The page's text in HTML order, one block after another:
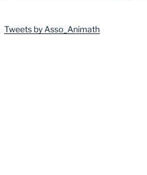
Tweets by Asso_Animath